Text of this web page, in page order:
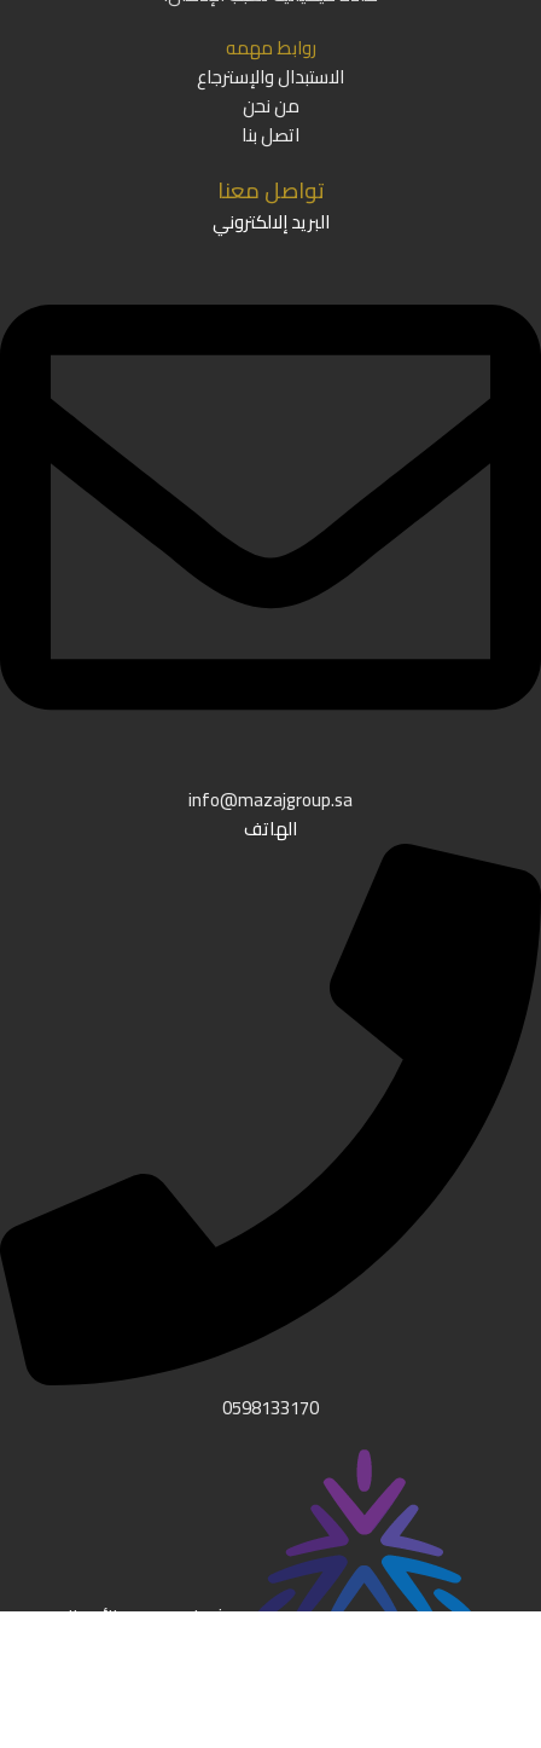
روابط مهمه
الاستبدال والإسترجاع
من نحن
اتصل بنا
تواصل معنا
البريد إلالكتروني
info@mazajgroup.sa
الهاتف
0598133170
موثق لدى منصة الأعمال